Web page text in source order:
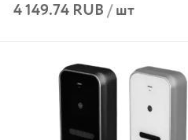
В корзину
4 149.74 RUB/шт